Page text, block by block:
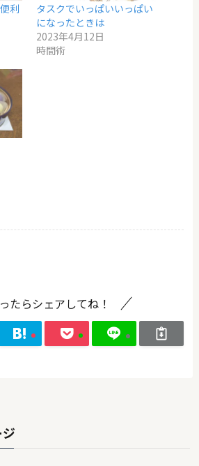
利
タスクでいっぱいいっぱい
になったときは
2023年4月12日
時間術
たらシェアしてね！